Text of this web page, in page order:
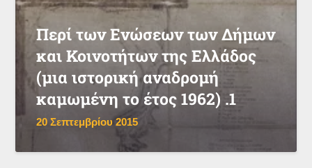
Περί των Ενώσεων των Δήμων
και Κοινοτήτων της Ελλάδος
(μια ιστορική αναδρομή
καμωμένη το έτος 1962) .1
20 Σεπτεμβρίου 2015